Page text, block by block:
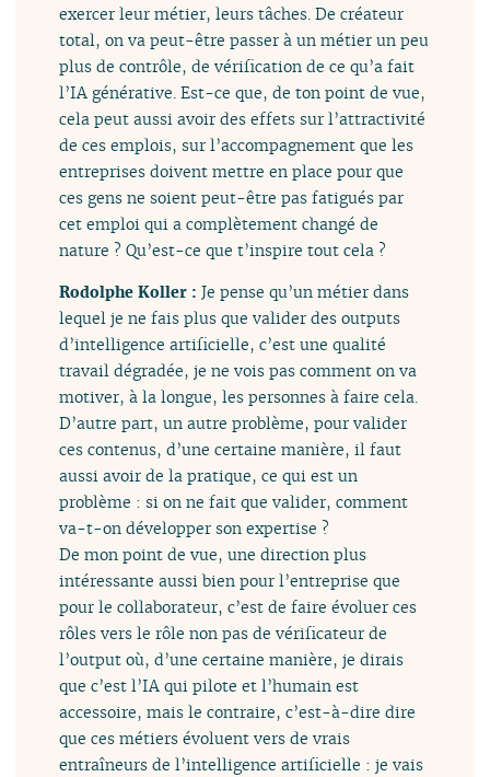
exercer leur métier, leurs tâches. De créateur
total, on va peut-être passer à un métier un peu
plus de contrôle, de vérification de ce qu’a fait
l’IA générative. Est-ce que, de ton point de vue,
cela peut aussi avoir des effets sur l’attractivité
de ces emplois, sur l’accompagnement que les
entreprises doivent mettre en place pour que
ces gens ne soient peut-être pas fatigués par
cet emploi qui a complètement changé de
nature ? Qu’est-ce que t’inspire tout cela ?
Rodolphe Koller :Je pense qu’un métier dans
lequel je ne fais plus que valider des outputs
d’intelligence artificielle, c’est une qualité
travail dégradée, je ne vois pas comment on va
motiver, à la longue, les personnes à faire cela.
D’autre part, un autre problème, pour valider
ces contenus, d’une certaine manière, il faut
aussi avoir de la pratique, ce qui est un
problème : si on ne fait que valider, comment
va-t-on développer son expertise ?
De mon point de vue, une direction plus
intéressante aussi bien pour l’entreprise que
pour le collaborateur, c’est de faire évoluer ces
rôles vers le rôle non pas de vérificateur de
l’output où, d’une certaine manière, je dirais
que c’est l’IA qui pilote et l’humain est
accessoire, mais le contraire, c’est-à-dire dire
que ces métiers évoluent vers de vrais
entraîneurs de l’intelligence artificielle : je vais